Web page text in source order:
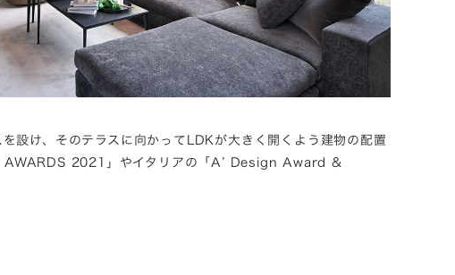
設け、そのテラスに向かってLDKが大きく開くよう建物の配置
AWARDS 2021」やイタリアの「A’ Design Award &